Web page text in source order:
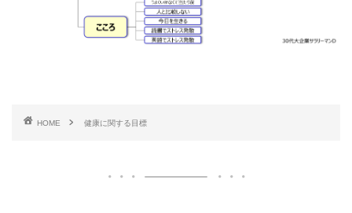
HOME 健康に関する目標